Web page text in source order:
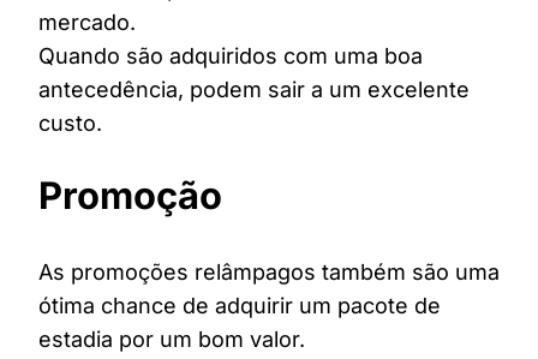
mercado.
Quando são adquiridos com uma boa
antecedência, podem sair a um excelente
custo.
Promoção
As promoções relâmpagos também são uma
ótima chance de adquirir um pacote de
estadia por um bom valor.